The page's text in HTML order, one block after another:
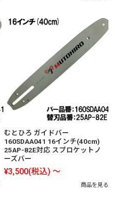
むとひろ ガイドバー
160SDAA041 16インチ(40cm)
25AP-82E対応 スプロケットノ
ーズバー
¥3,500(税込) ～
商品を見る